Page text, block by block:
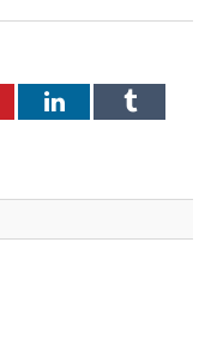
LinkedInTumblr